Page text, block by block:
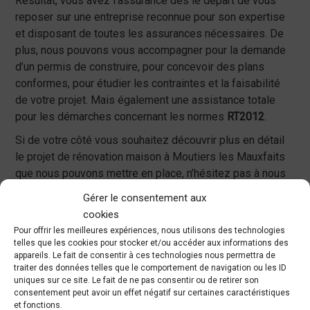
Gérer le consentement aux
cookies
Pour offrir les meilleures expériences, nous utilisons des technologies
telles que les cookies pour stocker et/ou accéder aux informations des
appareils. Le fait de consentir à ces technologies nous permettra de
traiter des données telles que le comportement de navigation ou les ID
uniques sur ce site. Le fait de ne pas consentir ou de retirer son
consentement peut avoir un effet négatif sur certaines caractéristiques
et fonctions.
reposer sur une entreprise reconnue pour son expertise
et disposant de toutes les assurances nécessaires. De
plus, nous pouvons vous accompagner pour la demande
d’un permis de construire, pour concevoir des plans
conformes, pour étudier les contraintes et la faisabilité
de votre projet. Mais également une assistance totale
pour les démarches concernant les normes RT2012.
Si de votre côté vous souhaitez découvrir plus en détail
le projet de rénovation maison à Moutiers les Mauxfaits
que nous pouvons mettre en place, n’hésitez pas à nous
Devis gratuit